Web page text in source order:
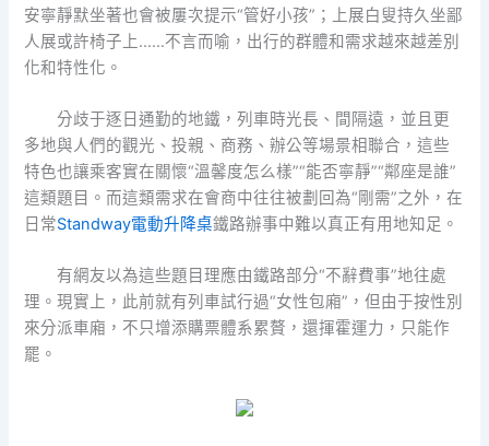
安寧靜默坐著也會被屢次提示“管好小孩”；上展白叟持久坐鄙
人展或許椅子上……不言而喻，出行的群體和需求越來越差別
化和特性化。
分歧于逐日通勤的地鐵，列車時光長、間隔遠，並且更
多地與人們的觀光、投親、商務、辦公等場景相聯合，這些
特色也讓乘客實在關懷“溫馨度怎么樣”“能否寧靜”“鄰座是誰”
這類題目。而這類需求在會商中往往被劃回為“剛需”之外，在
日常Standway電動升降桌鐵路辦事中難以真正有用地知足。
有網友以為這些題目理應由鐵路部分“不辭費事”地往處
理。現實上，此前就有列車試行過“女性包廂”，但由于按性別
來分派車廂，不只增添購票體系累贅，還揮霍運力，只能作
罷。